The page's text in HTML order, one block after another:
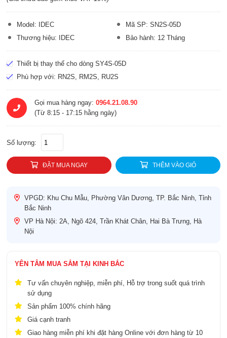
Model: IDEC
Mã SP: SN2S-05D
Thương hiệu: IDEC
Bảo hành: 12 Tháng
Thiết bị thay thế cho dòng SY4S-05D
Phù hợp với: RN2S, RM2S, RU2S
Gọi mua hàng ngay:0964.21.08.90
(Từ 8:15 - 17:15 hằng ngày)
Số lượng:
ĐẶT MUA NGAY THÊM VÀO GIỎ
VPGD: Khu Chu Mẫu, Phường Vân Dương, TP. Bắc Ninh, Tỉnh
Bắc Ninh
VP Hà Nội: 2A, Ngõ 424, Trần Khát Chân, Hai Bà Trưng, Hà
Nội
YÊN TÂM MUA SẮM TẠI KINH BẮC
Tư vấn chuyên nghiệp, miễn phí, Hỗ trợ trong suốt quá trình
sử dụng
Sản phẩm 100% chính hãng
Giá cạnh tranh
Giao hàng miễn phí khi đặt hàng Online với đơn hàng từ 10